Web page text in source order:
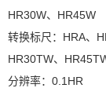
HR30W、HR45W
转换标尺：HRA、
HR30TW、
分辨率：0.1HR